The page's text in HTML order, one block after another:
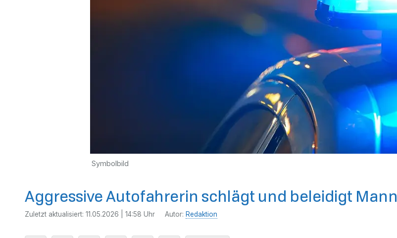
Symbolbild
Aggressive Autofahrerin schlägt und beleidigt Mann
Zuletzt aktualisiert: 11.05.2026 | 14:58 Uhr Autor: Redaktion